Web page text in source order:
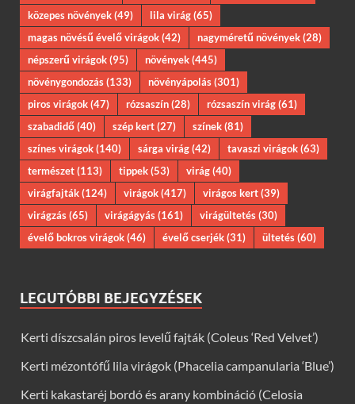
közepes növények(49) lila virág(65)
magas növésű évelő virágok(42) nagyméretű növények(28)
népszerű virágok(95) növények(445)
növénygondozás(133) növényápolás(301)
piros virágok(47) rózsaszín(28) rózsaszín virág(61)
szabadidő(40) szép kert(27) színek(81)
színes virágok(140) sárga virág(42) tavaszi virágok(63)
természet(113) tippek(53) virág(40)
virágfajták(124) virágok(417) virágos kert(39)
virágzás(65) virágágyás(161) virágültetés(30)
évelő bokros virágok(46) évelő cserjék(31) ültetés(60)
LEGUTÓBBI BEJEGYZÉSEK
Kerti díszcsalán piros levelű fajták (Coleus ‘Red Velvet’)
Kerti mézontófű lila virágok (Phacelia campanularia ‘Blue’)
Kerti kakastaréj bordó és arany kombináció (Celosia